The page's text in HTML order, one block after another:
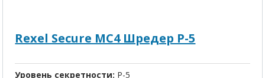
Rexel Secure MC4 Шредер P-5
Уровень секретности: P-5